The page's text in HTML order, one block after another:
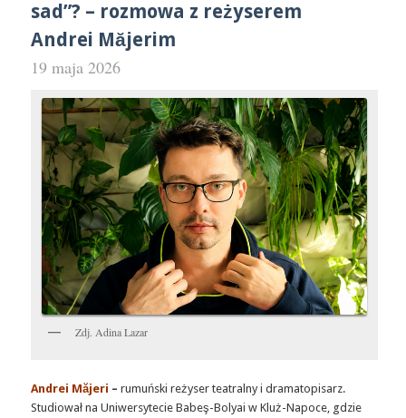
sad”? – rozmowa z reżyserem
Andrei Măjerim
19 maja 2026
Zdj. Adina Lazar
Andrei Măjeri – rumuński reżyser teatralny i dramatopisarz.
Studiował na Uniwersytecie Babeş-Bolyai w Kluż-Napoce, gdzie